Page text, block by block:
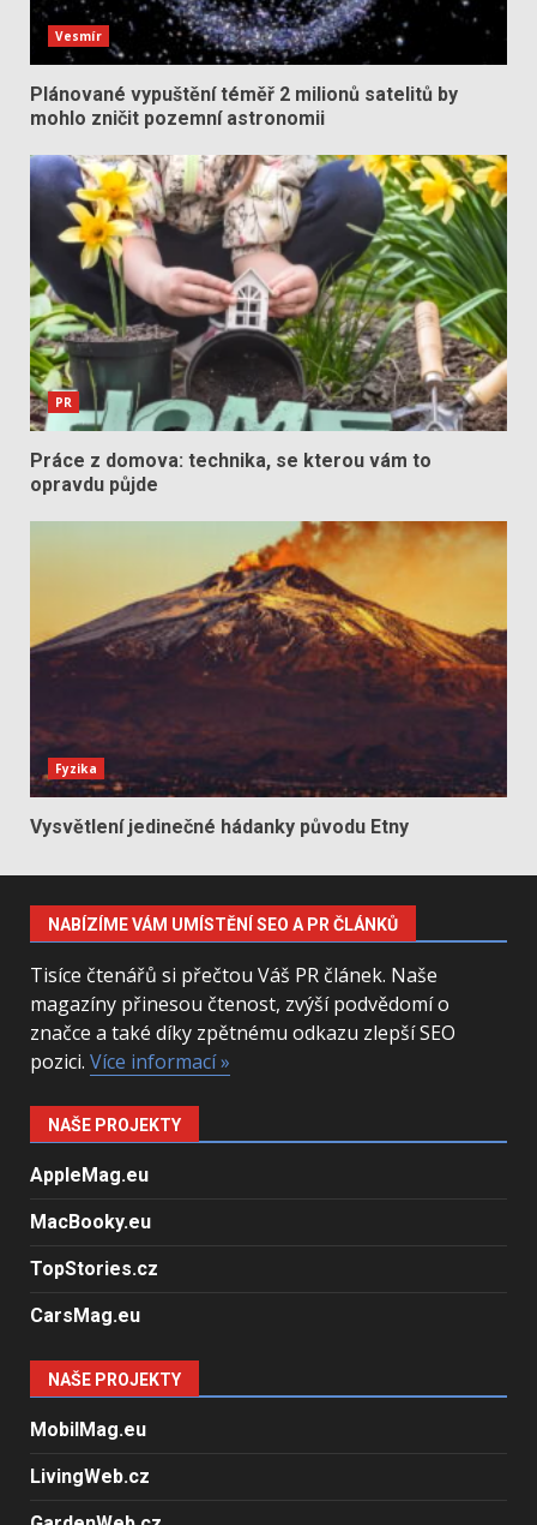
Vesmír
Plánované vypuštění téměř 2 milionů satelitů by
mohlo zničit pozemní astronomii
PR
Práce z domova: technika, se kterou vám to
opravdu půjde
Fyzika
Vysvětlení jedinečné hádanky původu Etny
NABÍZÍME VÁM UMÍSTĚNÍ SEO A PR ČLÁNKŮ
Tisíce čtenářů si přečtou Váš PR článek. Naše
magazíny přinesou čtenost, zvýší podvědomí o
značce a také díky zpětnému odkazu zlepší SEO
pozici. Více informací »
NAŠE PROJEKTY
AppleMag.eu
MacBooky.eu
TopStories.cz
CarsMag.eu
NAŠE PROJEKTY
MobilMag.eu
LivingWeb.cz